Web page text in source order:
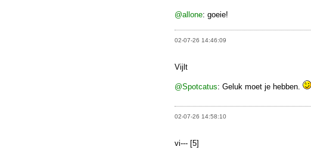
@allone: goeie!
02-07-26 14:46:09
Vijlt
@Spotcatus: Geluk moet je hebben.
02-07-26 14:58:10
vi--- [5]